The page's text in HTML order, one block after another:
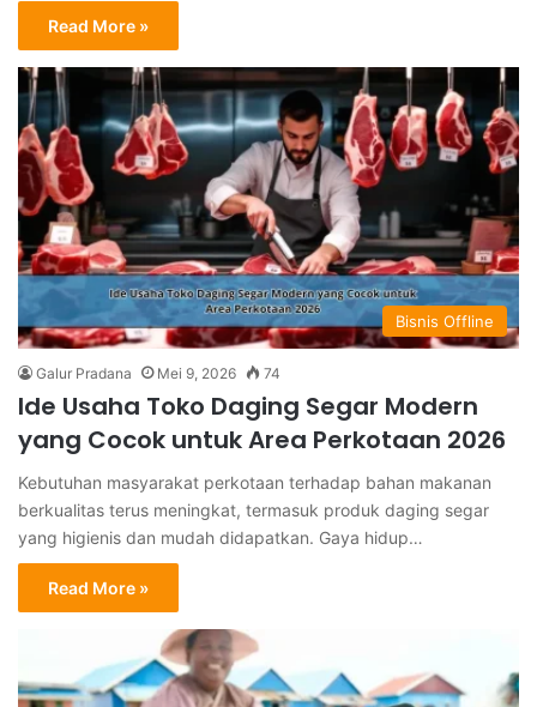
Read More »
Bisnis Offline
Galur Pradana Mei 9, 2026 74
Ide Usaha Toko Daging Segar Modern
yang Cocok untuk Area Perkotaan 2026
Kebutuhan masyarakat perkotaan terhadap bahan makanan
berkualitas terus meningkat, termasuk produk daging segar
yang higienis dan mudah didapatkan. Gaya hidup…
Read More »